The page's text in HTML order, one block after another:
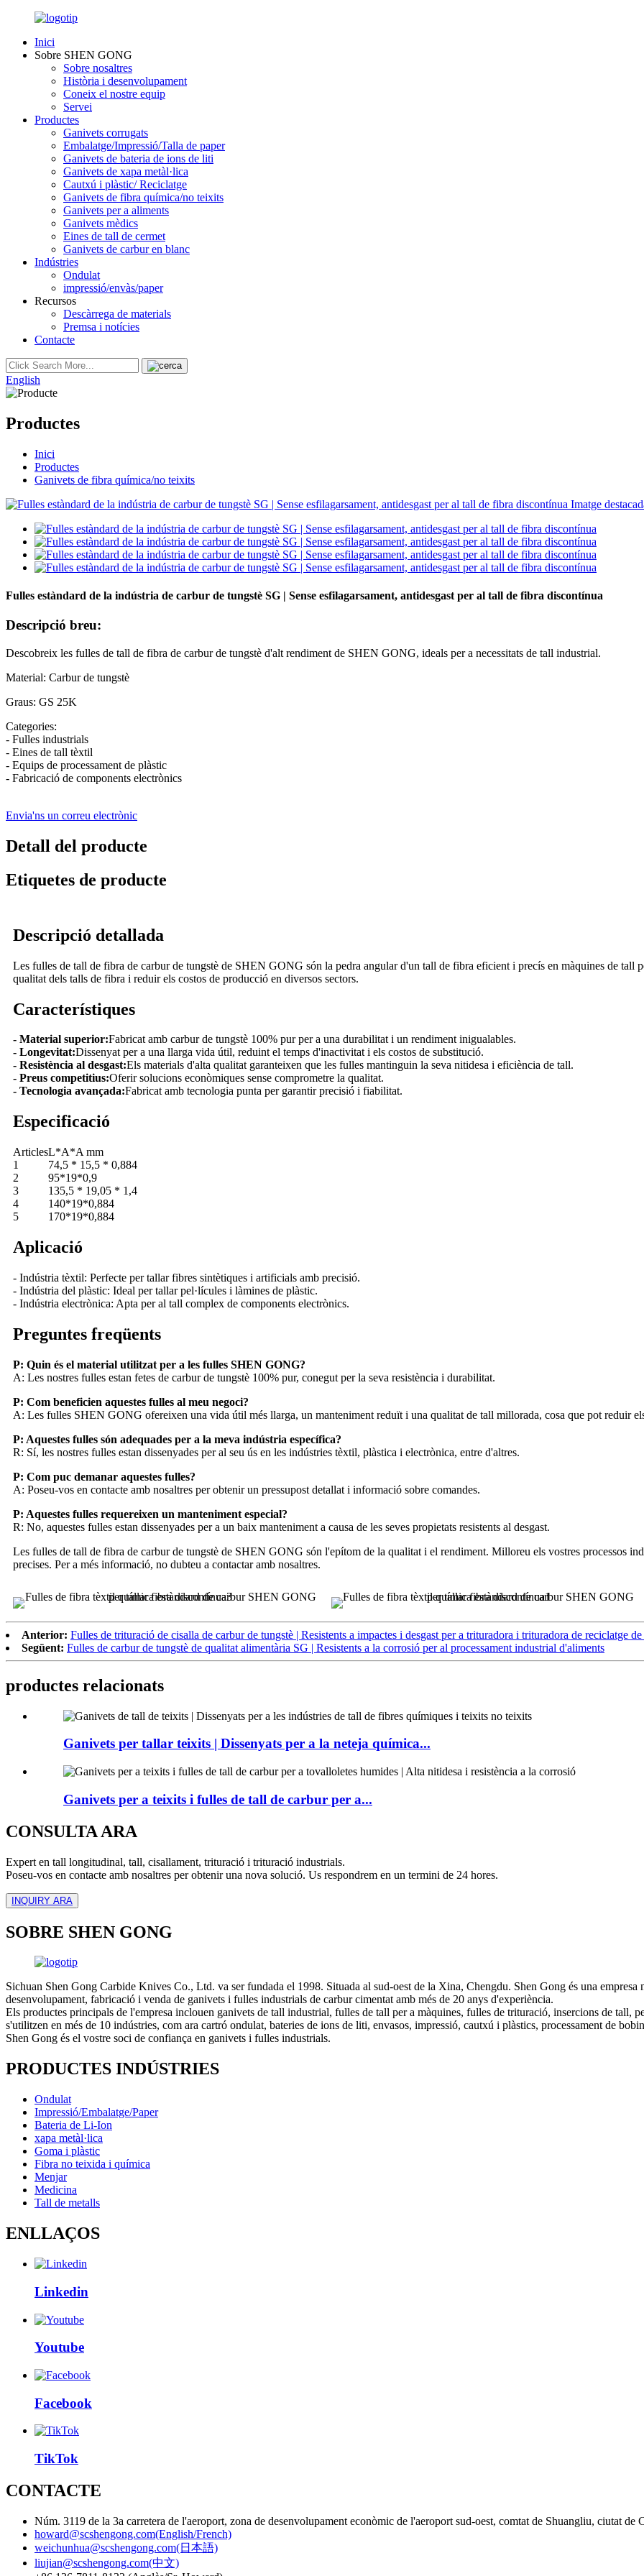
Inici
Sobre SHEN GONG
Sobre nosaltres
Història i desenvolupament
Coneix el nostre equip
Servei
Productes
Ganivets corrugats
Embalatge/Impressió/Talla de paper
Ganivets de bateria de ions de liti
Ganivets de xapa metàl·lica
Cautxú i plàstic/ Reciclatge
Ganivets de fibra química/no teixits
Ganivets per a aliments
Ganivets mèdics
Eines de tall de cermet
Ganivets de carbur en blanc
Indústries
Ondulat
impressió/envàs/paper
Recursos
Descàrrega de materials
Premsa i notícies
Contacte
English
Productes
Inici
Productes
Ganivets de fibra química/no teixits
Fulles estàndard de la indústria de carbur de tungstè SG | Sense esfilagarsament, antidesgast per al tall de fibra discontínua
Descripció breu:
Descobreix les fulles de tall de fibra de carbur de tungstè d'alt rendiment de SHEN GONG, ideals per a necessitats de tall industrial.
Material: Carbur de tungstè
Graus: GS 25K
Categories:
- Fulles industrials
- Eines de tall tèxtil
- Equips de processament de plàstic
- Fabricació de components electrònics
Envia'ns un correu electrònic
Detall del producte
Etiquetes de producte
Descripció detallada
Les fulles de tall de fibra de carbur de tungstè de SHEN GONG són la pedra angular d'un tall de fibra eficient i precís en màquines de tall
qualitat dels talls de fibra i reduir els costos de producció en diversos sectors.
Característiques
- Material superior:Fabricat amb carbur de tungstè 100% pur per a una durabilitat i un rendiment inigualables.
- Longevitat:Dissenyat per a una llarga vida útil, reduint el temps d'inactivitat i els costos de substitució.
- Resistència al desgast:Els materials d'alta qualitat garanteixen que les fulles mantinguin la seva nitidesa i eficiència de tall.
- Preus competitius:Oferir solucions econòmiques sense comprometre la qualitat.
- Tecnologia avançada:Fabricat amb tecnologia punta per garantir precisió i fiabilitat.
Especificació
ArticlesL*A*A mm
1
74,5 * 15,5 * 0,884
2
95*19*0,9
3
135,5 * 19,05 * 1,4
4
140*19*0,884
5
170*19*0,884
Aplicació
- Indústria tèxtil: Perfecte per tallar fibres sintètiques i artificials amb precisió.
- Indústria del plàstic: Ideal per tallar pel·lícules i làmines de plàstic.
- Indústria electrònica: Apta per al tall complex de components electrònics.
Preguntes freqüents
P: Quin és el material utilitzat per a les fulles SHEN GONG?
A: Les nostres fulles estan fetes de carbur de tungstè 100% pur, conegut per la seva resistència i durabilitat.
P: Com beneficien aquestes fulles al meu negoci?
A: Les fulles SHEN GONG ofereixen una vida útil més llarga, un manteniment reduït i una qualitat de tall millorada, cosa que pot reduir
P: Aquestes fulles són adequades per a la meva indústria específica?
R: Sí, les nostres fulles estan dissenyades per al seu ús en les indústries tèxtil, plàstica i electrònica, entre d'altres.
P: Com puc demanar aquestes fulles?
A: Poseu-vos en contacte amb nosaltres per obtenir un pressupost detallat i informació sobre comandes.
P: Aquestes fulles requereixen un manteniment especial?
R: No, aquestes fulles estan dissenyades per a un baix manteniment a causa de les seves propietats resistents al desgast.
Les fulles de tall de fibra de carbur de tungstè de SHEN GONG són l'epítom de la qualitat i el rendiment. Milloreu els vostres processos
precises. Per a més informació, no dubteu a contactar amb nosaltres.
Anterior: Fulles de trituració de cisalla de carbur de tungstè | Resistents a impactes i desgast per a trituradora i trituradora de reciclatge
Següent: Fulles de carbur de tungstè de qualitat alimentària SG | Resistents a la corrosió per al processament industrial d'aliments
productes relacionats
Ganivets per tallar teixits | Dissenyats per a la neteja química...
Ganivets per a teixits i fulles de tall de carbur per a...
CONSULTA ARA
Expert en tall longitudinal, tall, cisallament, trituració i trituració industrials.
Poseu-vos en contacte amb nosaltres per obtenir una nova solució. Us respondrem en un termini de 24 hores.
INQUIRY ARA
SOBRE SHEN GONG
Sichuan Shen Gong Carbide Knives Co., Ltd. va ser fundada el 1998. Situada al sud-oest de la Xina, Chengdu. Shen Gong és una
desenvolupament, fabricació i venda de ganivets i fulles industrials de carbur cimentat amb més de 20 anys d'experiència.
Els productes principals de l'empresa inclouen ganivets de tall industrial, fulles de tall per a màquines, fulles de trituració, insercions de tall,
s'utilitzen en més de 10 indústries, com ara cartró ondulat, bateries de ions de liti, envasos, impressió, cautxú i plàstics, processament de
Shen Gong és el vostre soci de confiança en ganivets i fulles industrials.
PRODUCTES INDÚSTRIES
Ondulat
Impressió/Embalatge/Paper
Bateria de Li-Ion
xapa metàl·lica
Goma i plàstic
Fibra no teixida i química
Menjar
Medicina
Tall de metalls
ENLLAÇOS
Linkedin
Youtube
Facebook
TikTok
CONTACTE
Núm. 3119 de la 3a carretera de l'aeroport, zona de desenvolupament econòmic de l'aeroport sud-oest, comtat de Shuangliu, ciutat de
howard@scshengong.com(English/French)
weichunhua@scshengong.com(日本語)
liujian@scshengong.com(中文)